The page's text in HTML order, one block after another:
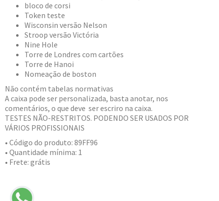
bloco de corsi
Token teste
Wisconsin versão Nelson
Stroop versão Victória
Nine Hole
Torre de Londres com cartões
Torre de Hanoi
Nomeação de boston
Não contém tabelas normativas
A caixa pode ser personalizada, basta anotar, nos
comentários, o que deve ser escriro na caixa.
TESTES NÃO-RESTRITOS. PODENDO SER USADOS POR
VÁRIOS PROFISSIONAIS
• Código do produto: 89FF96
• Quantidade mínima: 1
• Frete: grátis